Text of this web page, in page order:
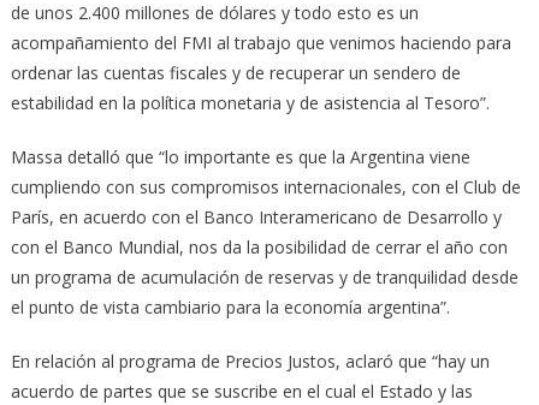
de unos 2.400 millones de dólares y todo esto es un
acompañamiento del FMI al trabajo que venimos haciendo para
ordenar las cuentas fiscales y de recuperar un sendero de
estabilidad en la política monetaria y de asistencia al Tesoro”.
Massa detalló que “lo importante es que la Argentina viene
cumpliendo con sus compromisos internacionales, con el Club de
París, en acuerdo con el Banco Interamericano de Desarrollo y
con el Banco Mundial, nos da la posibilidad de cerrar el año con
un programa de acumulación de reservas y de tranquilidad desde
el punto de vista cambiario para la economía argentina”.
En relación al programa de Precios Justos, aclaró que “hay un
acuerdo de partes que se suscribe en el cual el Estado y las